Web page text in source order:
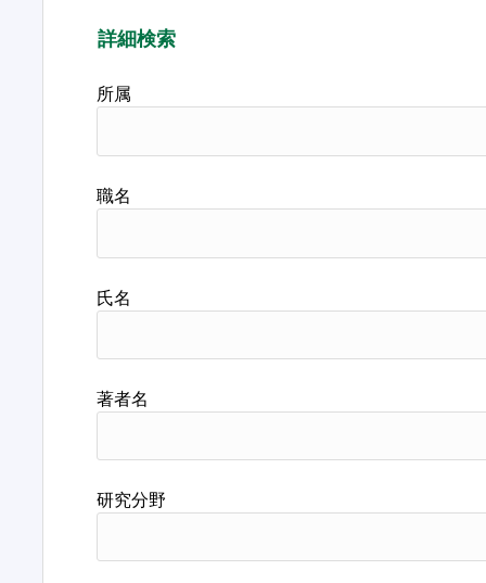
詳細検索
所属
職名
氏名
著者名
研究分野